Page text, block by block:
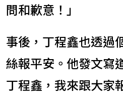
問和歉意！」
事後，丁程鑫也透過
絲報平安。他發文寫
丁程鑫，我來跟大家